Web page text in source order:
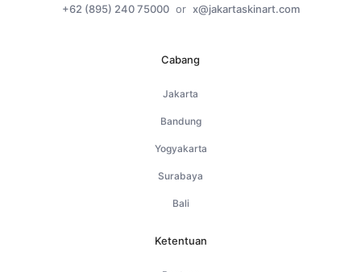
+62 (895) 240 75000 or x@jakartaskinart.com
Cabang
Jakarta
Bandung
Yogyakarta
Surabaya
Bali
Ketentuan